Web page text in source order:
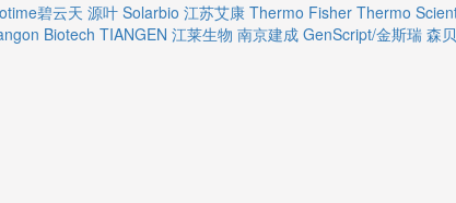
碧云天 源叶 Solarbio 江苏艾康 Thermo Fisher Thermo
Biotech TIANGEN 江莱生物 南京建成 GenScript/金斯瑞 森